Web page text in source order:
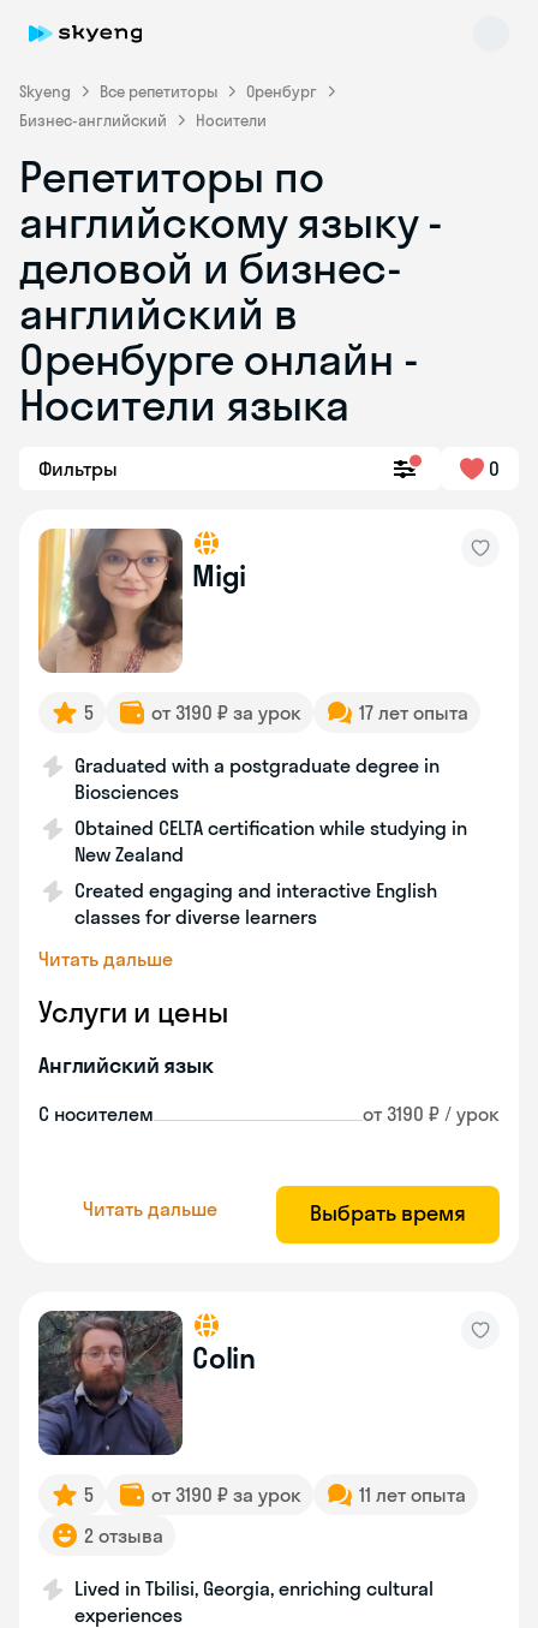
Skyeng Все репетиторы
Оренбург
Бизнес-английский
Носители
Репетиторы по
английскому языку -
деловой и бизнес-
английский в
Оренбурге онлайн -
Носители языка
Фильтры 0
Migi
5 от 3190 ₽ за урок 17 лет опыта
Graduated with a postgraduate degree in
Biosciences
Obtained CELTA certification while studying in
New Zealand
Created engaging and interactive English
classes for diverse learners
Читать дальше
Услуги и цены
Английский язык
С носителем от 3190 ₽ / урок
Читать дальше Выбрать время
Colin
5 от 3190 ₽ за урок
11 лет опыта
2 отзыва
Lived in Tbilisi, Georgia, enriching cultural
experiences
Skyeng Chat